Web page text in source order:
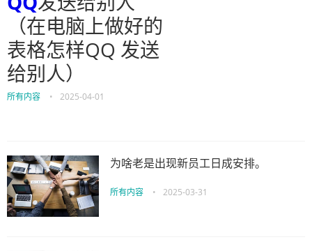
（在电脑上做好的
表格怎样QQ 发送
给别人）
所有内容 • 2025-04-01
为啥老是出现新员工日成安排。
所有内容 • 2025-03-31